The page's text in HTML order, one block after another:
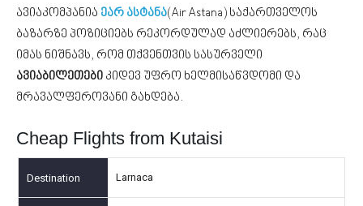
ავიაკომპანია ეარ ასტანა(Air Astana) საქართველოს
ბაზარზე პოზიციებს რეკორდულად აძლიერებს, რაც
იმას ნიშნავს, რომ თქვენთვის სასურველი
ავიაბილეთები კიდევ უფრო ხელმისაწვდომი და
მრავალფეროვანი გახდება.
Cheap Flights from Kutaisi
Larnaca